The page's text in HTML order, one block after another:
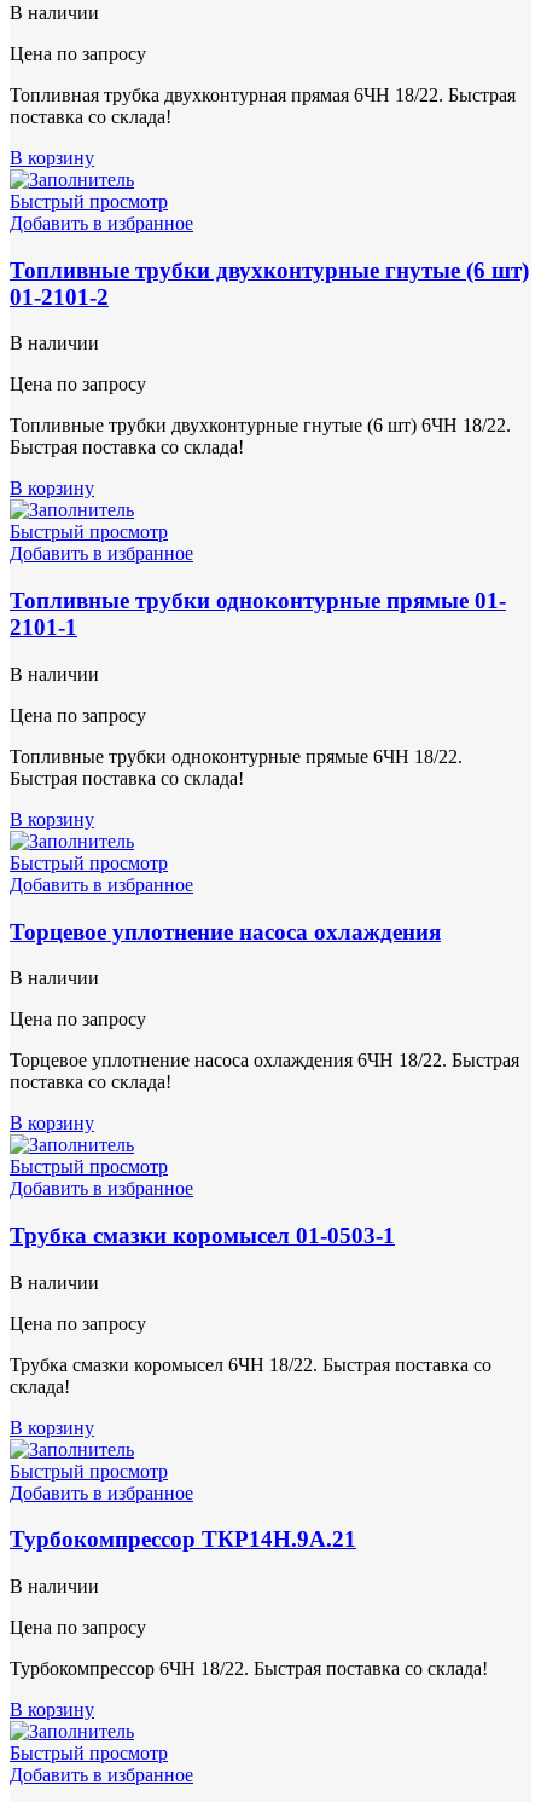
В наличии
Цена по запросу
Топливная трубка двухконтурная прямая 6ЧН 18/22. Быстрая
поставка со склада!
В корзину
Быстрый просмотр
Добавить в избранное
Топливные трубки двухконтурные гнутые (6 шт)
01-2101-2
В наличии
Цена по запросу
Топливные трубки двухконтурные гнутые (6 шт) 6ЧН 18/22.
Быстрая поставка со склада!
В корзину
Быстрый просмотр
Добавить в избранное
Топливные трубки одноконтурные прямые 01-
2101-1
В наличии
Цена по запросу
Топливные трубки одноконтурные прямые 6ЧН 18/22.
Быстрая поставка со склада!
В корзину
Быстрый просмотр
Добавить в избранное
Торцевое уплотнение насоса охлаждения
В наличии
Цена по запросу
Торцевое уплотнение насоса охлаждения 6ЧН 18/22. Быстрая
поставка со склада!
В корзину
Быстрый просмотр
Добавить в избранное
Трубка смазки коромысел 01-0503-1
В наличии
Цена по запросу
Трубка смазки коромысел 6ЧН 18/22. Быстрая поставка со
склада!
В корзину
Быстрый просмотр
Добавить в избранное
Турбокомпрессор ТКР14Н.9А.21
В наличии
Цена по запросу
Турбокомпрессор 6ЧН 18/22. Быстрая поставка со склада!
В корзину
Быстрый просмотр
Добавить в избранное